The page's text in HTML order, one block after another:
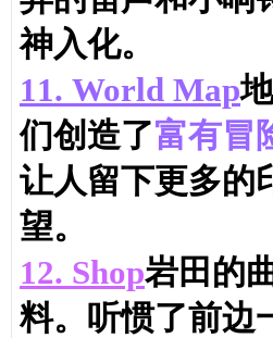
神入化。
11. World Map
们创造了富有冒
让人留下更多的
望。
12. Shop岩田的
料。听惯了前边